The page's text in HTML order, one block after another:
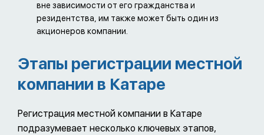
вне зависимости от его гражданства и
резидентства, им также может быть один из
акционеров компании.
Этапы регистрации местной
компании в Катаре
Регистрация местной компании в Катаре
подразумевает несколько ключевых этапов,